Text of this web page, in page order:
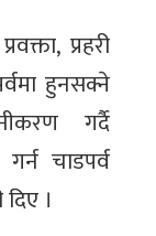
प्रहरी
हुनसक्ने
गर्दै
चाडपर्व
।